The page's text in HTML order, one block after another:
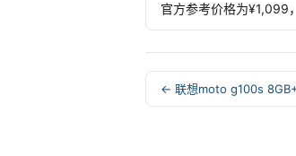
官方参考价格为¥1,099
← 联想moto g100s